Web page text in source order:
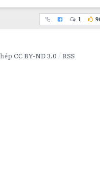
1
CC BY-ND 3.0 RSS